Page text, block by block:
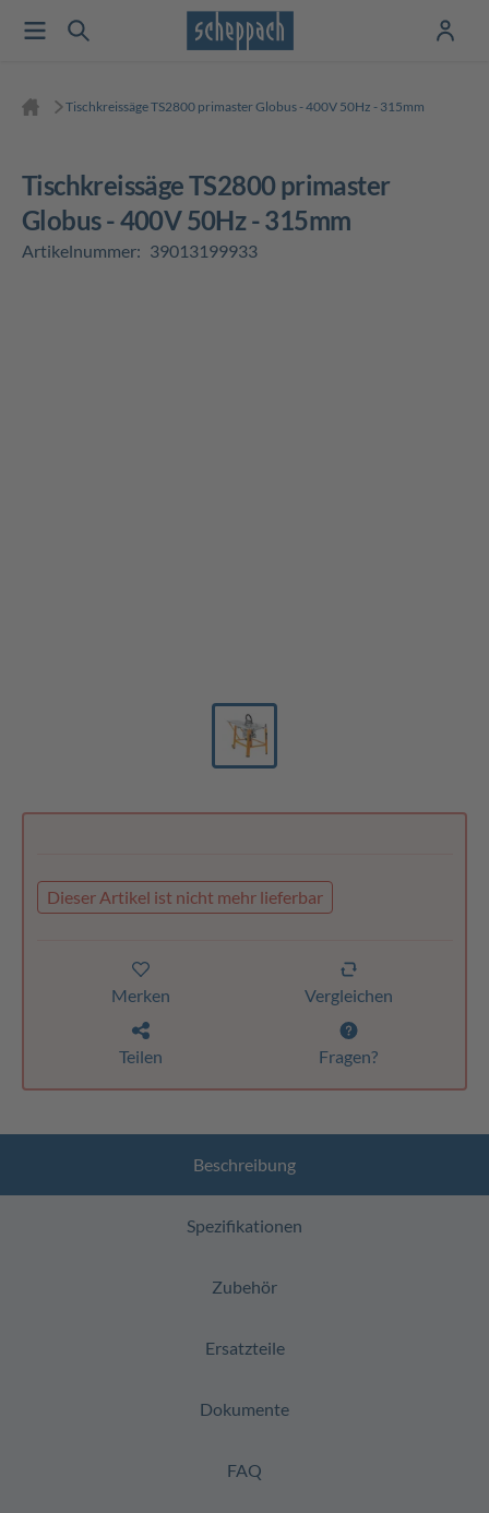
Tischkreissäge TS2800 primaster Globus - 400V 50Hz - 315mm
Tischkreissäge TS2800 primaster
Globus - 400V 50Hz - 315mm
Artikelnummer: 39013199933
Dieser Artikel ist nicht mehr lieferbar
Merken Vergleichen
Teilen Fragen?
Beschreibung
Spezifikationen
Zubehör
Ersatzteile
Dokumente
FAQ